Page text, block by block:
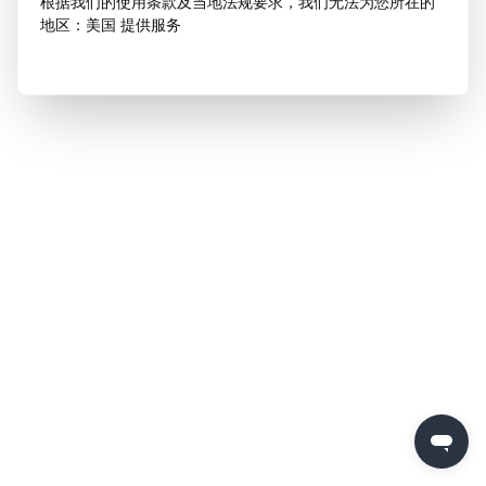
地区：美国 提供服务